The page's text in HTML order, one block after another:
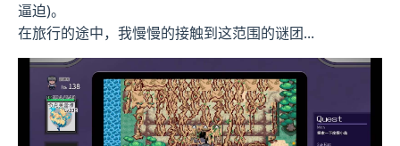
逼迫)。
在旅行的途中，我慢慢的接触到这范围的谜团...